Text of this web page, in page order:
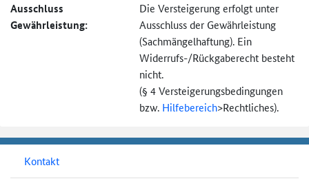
Ausschluss
Gewährleistung:
Die Versteigerung erfolgt unter
Ausschluss der Gewährleistung
(Sachmängel­haftung). Ein
Widerrufs-/Rückgaberecht besteht
nicht.
(§ 4 Versteigerungs­bedingungen
bzw. Hilfebereich>Rechtliches).
Kontakt